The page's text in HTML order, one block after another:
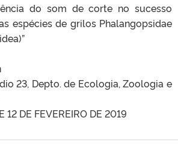
do som de corte no sucesso
espécies de grilos Phalangopsidae
23, Depto. de Ecologia, Zoologia e
12 DE FEVEREIRO DE 2019